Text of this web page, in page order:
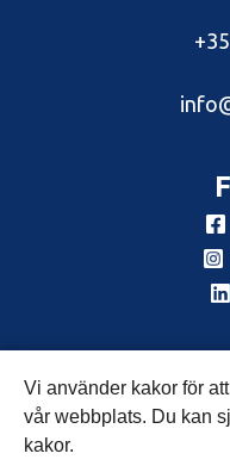
Vi använder kakor för
vår webbplats. Du kan
kakor.